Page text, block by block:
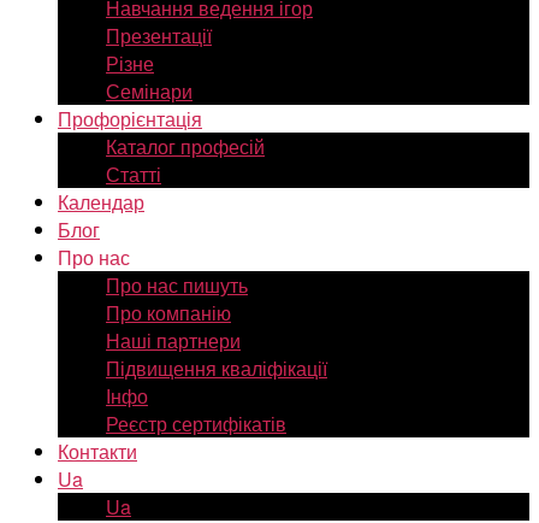
Навчання ведення ігор
Презентації
Різне
Семінари
Профорієнтація
Каталог професій
Статті
Календар
Блог
Про нас
Про нас пишуть
Про компанію
Наші партнери
Підвищення кваліфікації
Інфо
Реєстр сертифікатів
Контакти
Ua
Ua